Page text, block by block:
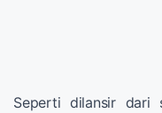
Seperti dilansir dari